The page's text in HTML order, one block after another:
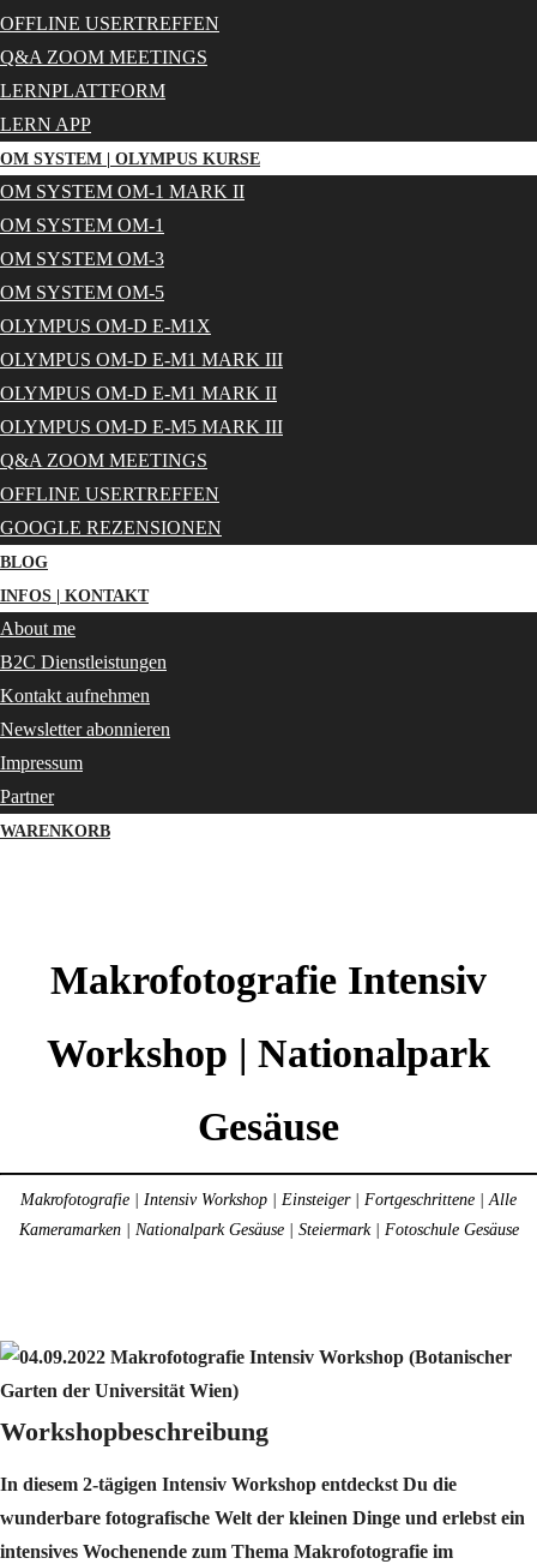
OFFLINE USERTREFFEN
Q&A ZOOM MEETINGS
LERNPLATTFORM
LERN APP
OM SYSTEM | OLYMPUS KURSE
OM SYSTEM OM-1 MARK II
OM SYSTEM OM-1
OM SYSTEM OM-3
OM SYSTEM OM-5
OLYMPUS OM-D E-M1X
OLYMPUS OM-D E-M1 MARK III
OLYMPUS OM-D E-M1 MARK II
OLYMPUS OM-D E-M5 MARK III
Q&A ZOOM MEETINGS
OFFLINE USERTREFFEN
GOOGLE REZENSIONEN
BLOG
INFOS | KONTAKT
About me
B2C Dienstleistungen
Kontakt aufnehmen
Newsletter abonnieren
Impressum
Partner
WARENKORB
Makrofotografie Intensiv
Workshop | Nationalpark
Gesäuse
Makrofotografie | Intensiv Workshop | Einsteiger | Fortgeschrittene | Alle
Kameramarken | Nationalpark Gesäuse | Steiermark | Fotoschule Gesäuse
Workshopbeschreibung
In diesem 2-tägigen Intensiv Workshop entdeckst Du die
wunderbare fotografische Welt der kleinen Dinge und erlebst ein
intensives Wochenende zum Thema Makrofotografie im